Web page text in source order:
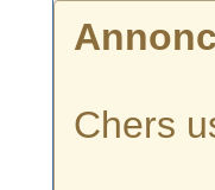
Chers